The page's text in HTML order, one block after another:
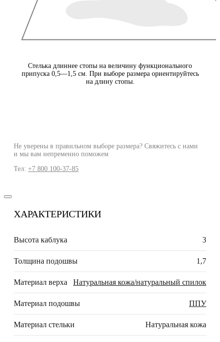
Стелька длиннее стопы на величину функционального
припуска 0,5—1,5 см. При выборе размера ориентируйтесь
на длину стопы.
Не уверены в правильном выборе размера? Свяжитесь с нами
и мы вам непременно поможем
Тел: +7 800 100-37-85
ХАРАКТЕРИСТИКИ
Высота каблука 3
Толщина подошвы 1,7
Материал верха Натуральная кожа/натуральный спилок
Материал подошвы ППУ
Материал стельки Натуральная кожа